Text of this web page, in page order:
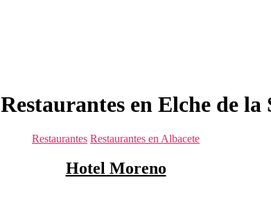
Restaurantes en Elche de la
Categorías
Restaurantes Restaurantes en Albacete
Hotel Moreno